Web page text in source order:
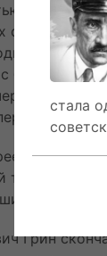
«Алые
светлых и
белыми
в
так и не был
в
Грин
стала